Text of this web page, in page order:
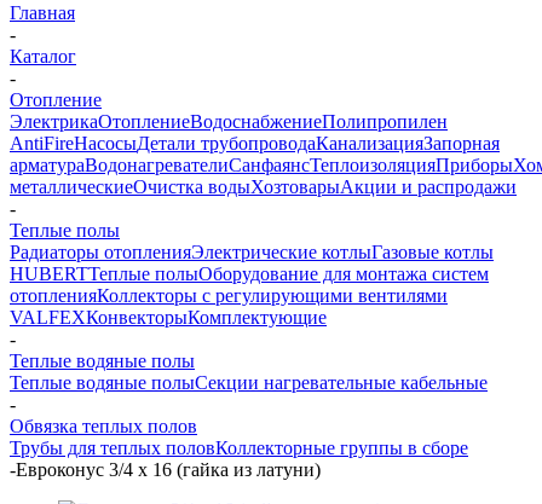
Главная
-
Каталог
-
Отопление
ЭлектрикаОтоплениеВодоснабжениеПолипропилен
AntiFireНасосыДетали трубопроводаКанализацияЗапорная
арматураВодонагревателиСанфаянсТеплоизоляцияПриборы
металлическиеОчистка водыХозтоварыАкции и распродажи
-
Теплые полы
Радиаторы отопленияЭлектрические котлыГазовые котлы
HUBERTТеплые полыОборудование для монтажа систем
отопленияКоллекторы с регулирующими вентилями
VALFEXКонвекторыКомплектующие
-
Теплые водяные полы
Теплые водяные полыСекции нагревательные кабельные
-
Обвязка теплых полов
Трубы для теплых половКоллекторные группы в сборе
-Евроконус 3/4 х 16 (гайка из латуни)